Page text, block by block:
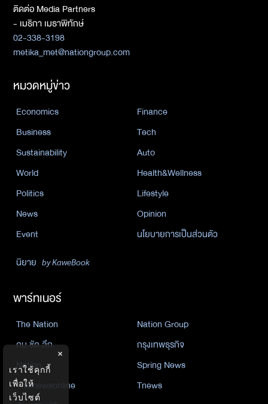
ติดต่อ Media Partners
- เมธิกา เมธาพิทักษ์
02-338-3198
metika_met@nationgroup.com
หมวดหมู่ข่าว
Economics
Finance
Business
Tech
Sustainability
Auto
World
Health&Wellness
Politics
Lifestyle
News
Opinion
Event
นโยบายการเป็นส่วนตัว
นิยาย by KaweBook
พาร์ทเนอร์
The Nation
Nation Group
คม ชัด ลึก
กรุงเทพธุรกิจ
Nation
Spring News
Thainewsonline
Tnews
×
เราใช้คุกกี้
เพื่อให้
เว็บไซต์